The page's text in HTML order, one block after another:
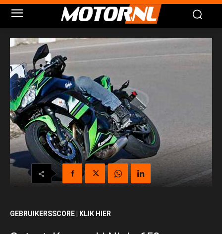
GEBRUIKERSSCORE | KLIK HIER